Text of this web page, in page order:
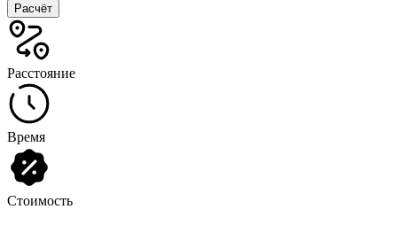
Расчёт
Расстояние
Время
Стоимость